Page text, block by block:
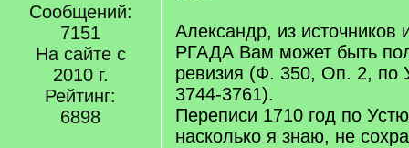
Сообщений:
7151
На сайте с
2010 г.
Рейтинг:
6898
Александр, из
РГАДА Вам может быть
ревизия (Ф. 350, Оп. 2, по
3744-3761).
Переписи 1710 год по
насколько я знаю, не